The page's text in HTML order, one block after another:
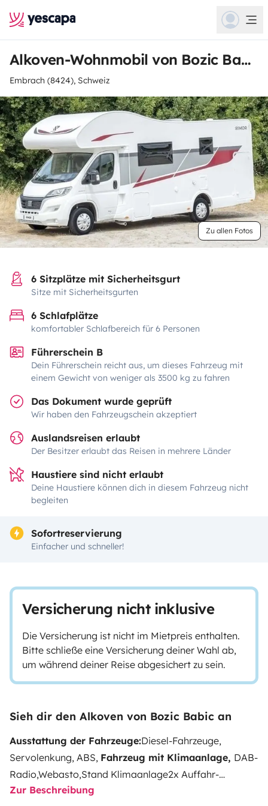
Alkoven-Wohnmobil von Bozic Babic
Embrach (8424), Schweiz
Zu allen Fotos
6 Sitzplätze mit Sicherheitsgurt
Sitze mit Sicherheitsgurten
6 Schlafplätze
komfortabler Schlafbereich für 6 Personen
Führerschein B
Dein Führerschein reicht aus, um dieses Fahrzeug mit
einem Gewicht von weniger als 3500 kg zu fahren
Das Dokument wurde geprüft
Wir haben den Fahrzeugschein akzeptiert
Auslandsreisen erlaubt
Der Besitzer erlaubt das Reisen in mehrere Länder
Haustiere sind nicht erlaubt
Deine Haustiere können dich in diesem Fahrzeug nicht
begleiten
Sofortreservierung
Einfacher und schneller!
Versicherung nicht inklusive
Die Versicherung ist nicht im Mietpreis enthalten.
Bitte schließe eine Versicherung deiner Wahl ab,
um während deiner Reise abgesichert zu sein.
Sieh dir den Alkoven von Bozic Babic an
Ausstattung der Fahrzeuge:Diesel-Fahrzeuge,
Servolenkung, ABS, Fahrzeug mit Klimaanlage, DAB-
Radio,Webasto,Stand Klimaanlage2x Auffahr-
Ausgleichskeile, Netzkabel-Trommel, 2x Kabeladapter,
Zur Beschreibung